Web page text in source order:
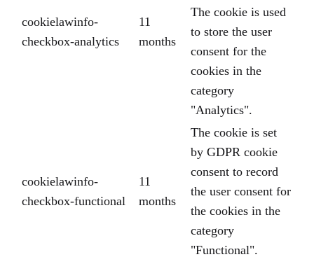
cookielawinfo-
checkbox-analytics
11
months
The cookie is used
to store the user
consent for the
cookies in the
category
"Analytics".
cookielawinfo-
checkbox-functional
11
months
The cookie is set
by GDPR cookie
consent to record
the user consent for
the cookies in the
category
"Functional".